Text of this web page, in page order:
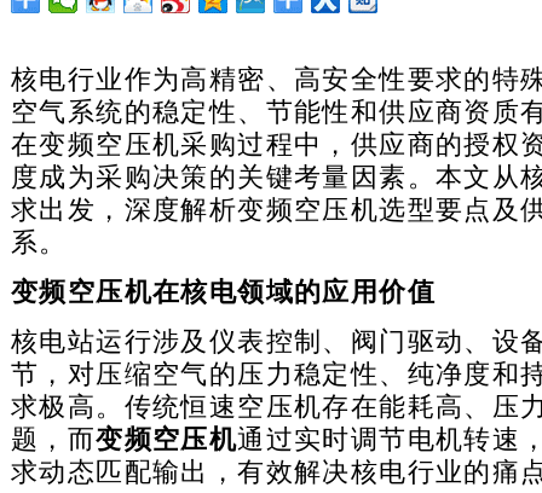
核电行业作为高精密、高安全性要求的特
空气系统的稳定性、节能性和供应商资质
在变频空压机采购过程中，供应商的授权
度成为采购决策的关键考量因素。本文从
求出发，深度解析变频空压机选型要点及
系。
变频空压机在核电领域的应用价值
核电站运行涉及仪表控制、阀门驱动、设
节，对压缩空气的压力稳定性、纯净度和
求极高。传统恒速空压机存在能耗高、压
题，而变频空压机通过实时调节电机转速
求动态匹配输出，有效解决核电行业的痛